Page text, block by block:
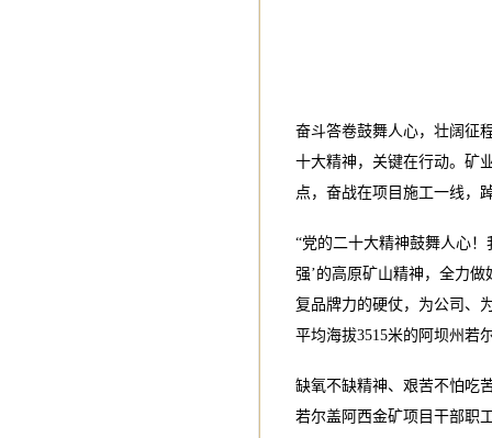
奋斗答卷鼓舞人心，壮阔征
十大精神，关键在行动。矿
点，奋战在项目施工一线，
“党的二十大精神鼓舞人心
强’的高原矿山精神，全力
复品牌力的硬仗，为公司、
平均海拔3515米的阿坝州若
缺氧不缺精神、艰苦不怕吃
若尔盖阿西金矿项目干部职